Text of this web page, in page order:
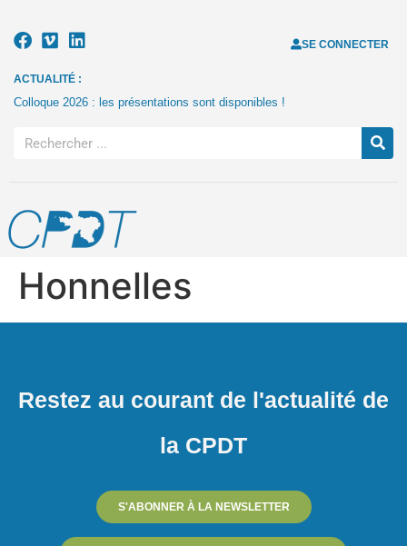
SE CONNECTER
ACTUALITÉ :
Colloque 2026 : les présentations sont disponibles !
Honnelles
Restez au courant de l'actualité de
la CPDT
S'ABONNER À LA NEWSLETTER